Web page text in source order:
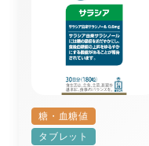
糖・血糖値
タブレット